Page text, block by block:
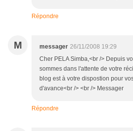
Répondre
M messager 26/11/2008 19:29
Cher PELA Simba,<br /> Depuis
sommes dans l'attente de votre
blog est à votre dispostion pour
d'avance<br /> <br /> Messager
Répondre